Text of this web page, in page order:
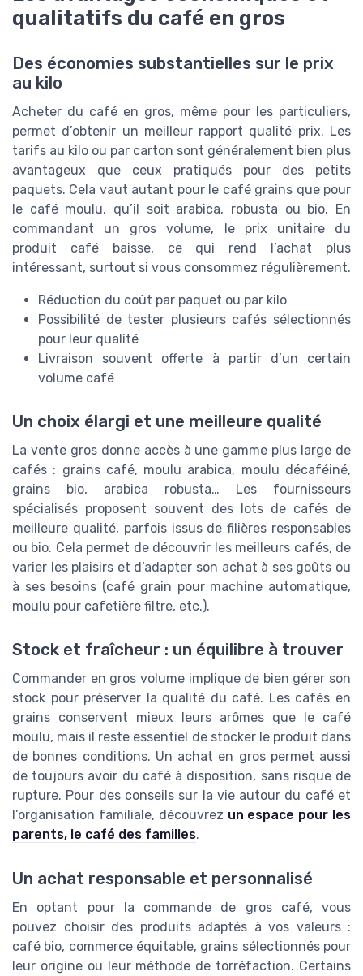
qualitatifs du café en gros
Des économies substantielles sur le prix
au kilo
Acheter du café en gros, même pour les particuliers,
permet d’obtenir un meilleur rapport qualité prix. Les
tarifs au kilo ou par carton sont généralement bien plus
avantageux que ceux pratiqués pour des petits
paquets. Cela vaut autant pour le café grains que pour
le café moulu, qu’il soit arabica, robusta ou bio. En
commandant un gros volume, le prix unitaire du
produit café baisse, ce qui rend l’achat plus
intéressant, surtout si vous consommez régulièrement.
Réduction du coût par paquet ou par kilo
Possibilité de tester plusieurs cafés sélectionnés
pour leur qualité
Livraison souvent offerte à partir d’un certain
volume café
Un choix élargi et une meilleure qualité
La vente gros donne accès à une gamme plus large de
cafés : grains café, moulu arabica, moulu décaféiné,
grains bio, arabica robusta… Les fournisseurs
spécialisés proposent souvent des lots de cafés de
meilleure qualité, parfois issus de filières responsables
ou bio. Cela permet de découvrir les meilleurs cafés, de
varier les plaisirs et d’adapter son achat à ses goûts ou
à ses besoins (café grain pour machine automatique,
moulu pour cafetière filtre, etc.).
Stock et fraîcheur : un équilibre à trouver
Commander en gros volume implique de bien gérer son
stock pour préserver la qualité du café. Les cafés en
grains conservent mieux leurs arômes que le café
moulu, mais il reste essentiel de stocker le produit dans
de bonnes conditions. Un achat en gros permet aussi
de toujours avoir du café à disposition, sans risque de
rupture. Pour des conseils sur la vie autour du café et
l’organisation familiale, découvrez un espace pour les
parents, le café des familles.
Un achat responsable et personnalisé
En optant pour la commande de gros café, vous
pouvez choisir des produits adaptés à vos valeurs :
café bio, commerce équitable, grains sélectionnés pour
leur origine ou leur méthode de torréfaction. Certains